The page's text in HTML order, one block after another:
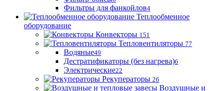
Фильтры для фанкойлов4
Теплообменное
оборудование
Конвекторы 151
Тепловентиляторы 77
Водяные49
Дестратификаторы (без нагрева)6
Электрические22
Рекуператоры 26
Воздушные и